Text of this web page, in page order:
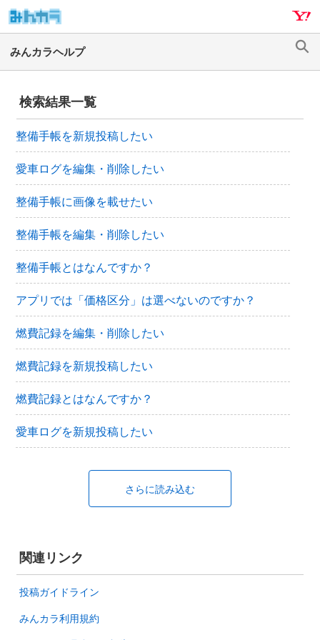
ナ
ビ
ゲ
ー
ョ
ン
へ
ス
キ
ッ
プ
メ
イ
ン
コ
テ
ン
ツ
へ
ス
キ
ッ
プ
検索結果一覧
整備手帳を新規投稿したい
愛車ログを編集・削除したい
整備手帳に画像を載せたい
整備手帳を編集・削除したい
整備手帳とはなんですか？
アプリでは「価格区分」は選べないのですか？
燃費記録を編集・削除したい
燃費記録を新規投稿したい
燃費記録とはなんですか？
愛車ログを新規投稿したい
さらに読み込む
関連リンク
投稿ガイドライン
みんカラ利用規約